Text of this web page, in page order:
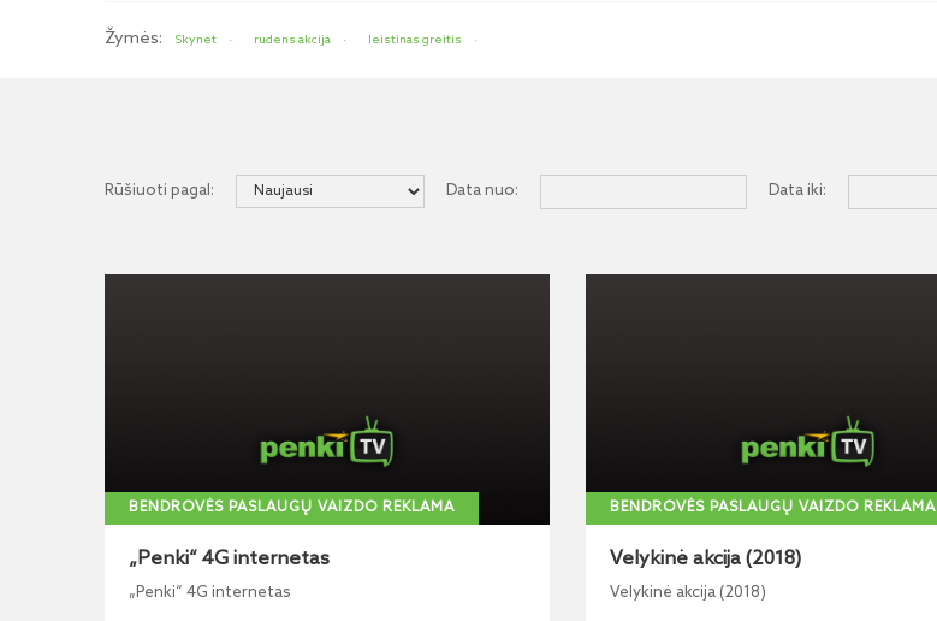
Žymės: Skynet rudens akcija leistinas greitis
Rūšiuoti pagal: Data nuo: Data iki:
BENDROVĖS PASLAUGŲ VAIZDO REKLAMA
„Penki“ 4G internetas
„Penki“ 4G internetas
BENDROVĖS PASLAUGŲ VAIZDO REKLAMA
Velykinė akcija (2018)
Velykinė akcija (2018)